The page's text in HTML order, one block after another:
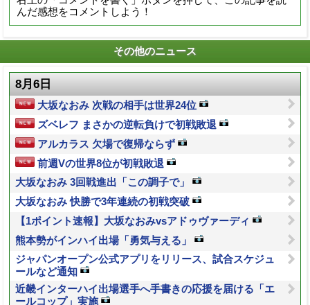
んだ感想をコメントしよう！
その他のニュース
8月6日
大坂なおみ 次戦の相手は世界24位
ズベレフ まさかの逆転負けで初戦敗退
アルカラス 欠場で復帰ならず
前週Vの世界8位が初戦敗退
大坂なおみ 3回戦進出「この調子で」
大坂なおみ 快勝で3年連続の初戦突破
【1ポイント速報】大坂なおみvsアドゥヴァーディ
熊本勢がインハイ出場「勇気与える」
ジャパンオープン公式アプリをリリース、試合スケジュ
ールなど通知
近畿インターハイ出場選手へ手書きの応援を届ける「エ
ールコップ」実施